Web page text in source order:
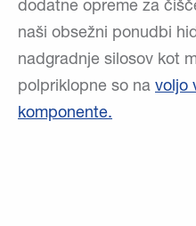
dodatne opreme za
naši obsežni ponudbi
nadgradnje silosov kot
polpriklopne so na voljo
komponente.